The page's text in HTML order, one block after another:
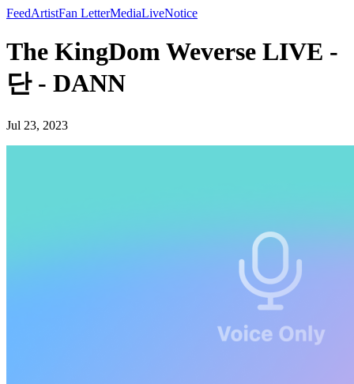
FeedArtistFan LetterMediaLiveNotice
The KingDom Weverse LIVE -
단 - DANN
Jul 23, 2023